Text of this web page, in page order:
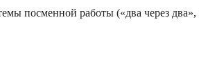
посменной работы («два через два»,